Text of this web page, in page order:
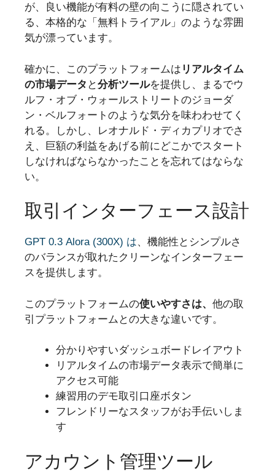
が、良い機能が有料の壁の向こうに隠されてい
る、本格的な「無料トライアル」のような雰囲
気が漂っています。
確かに、このプラットフォームは リアルタイム
の市場データ と分析ツールを提供し、まるでウ
ルフ・オブ・ウォールストリートのジョーダ
ン・ベルフォートのような気分を味わわせてく
れる。しかし、レオナルド・ディカプリオでさ
え、巨額の利益をあげる前にどこかでスタート
しなければならなかったことを忘れてはならな
い。
取引インターフェース設計
GPT 0.3 Alora (300X) は、機能性とシンプルさ
のバランスが取れたクリーンなインターフェー
スを提供します。
このプラットフォームの使いやすさは、 他の取
引プラットフォームとの大きな違いです。
分かりやすいダッシュボードレイアウト
リアルタイムの市場データ表示で簡単に
アクセス可能
練習用のデモ取引口座ボタン
フレンドリーなスタッフがお手伝いしま
す
アカウント管理ツール